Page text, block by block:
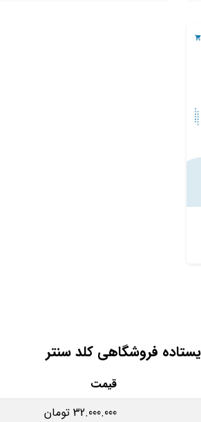
فروشگاهی کلد سنتر
قیمت
32.000.000 تومان